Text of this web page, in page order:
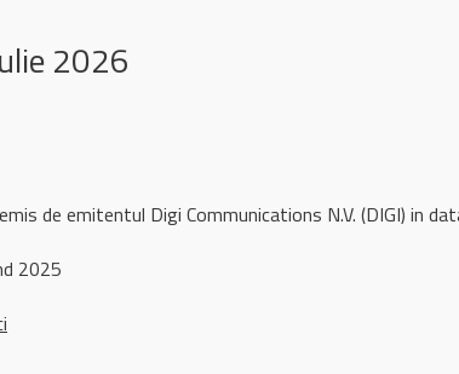
2026
de emitentul Digi Communications N.V. (DIGI) in
2025